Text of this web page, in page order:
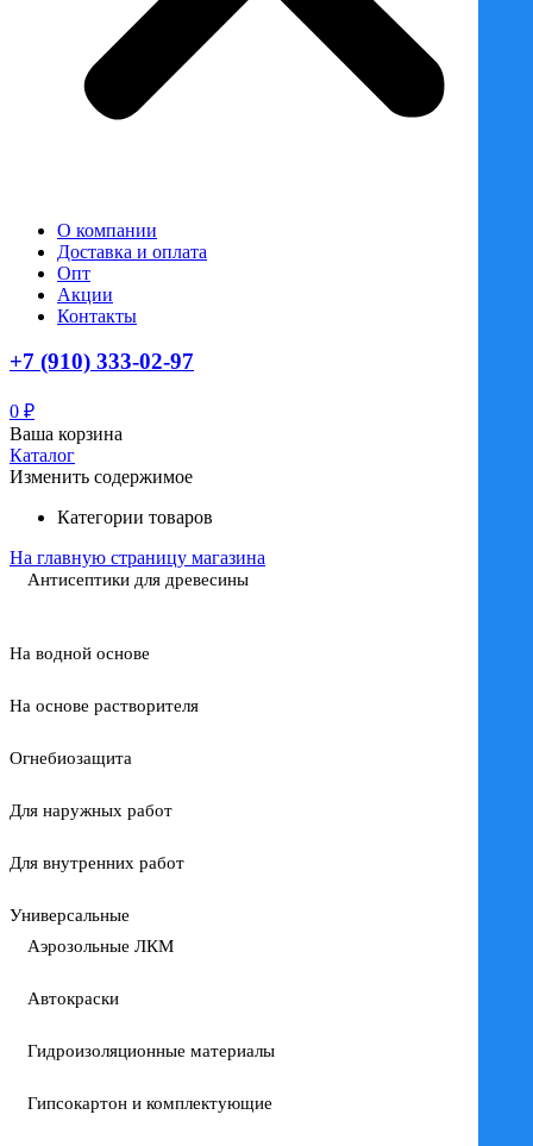
О компании
Доставка и оплата
Опт
Акции
Контакты
+7 (910) 333-02-97
0 ₽
Ваша корзина
Каталог
Изменить содержимое
Категории товаров
На главную страницу магазина
Антисептики для древесины
На водной основе
На основе растворителя
Огнебиозащита
Для наружных работ
Для внутренних работ
Универсальные
Аэрозольные ЛКМ
Автокраски
Гидроизоляционные материалы
Гипсокартон и комплектующие